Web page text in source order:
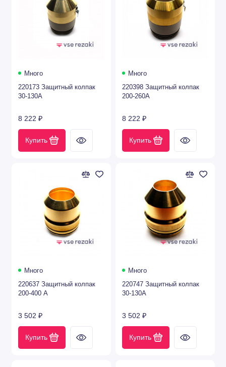
Много
220173 Защитный колпак
30-130А
8 222 ₽
Купить
Много
220398 Защитный колпак
200-260А
8 222 ₽
Купить
Много
220637 Защитный колпак
200-400 А
3 502 ₽
Купить
Много
220747 Защитный колпак
30-130А
3 502 ₽
Купить